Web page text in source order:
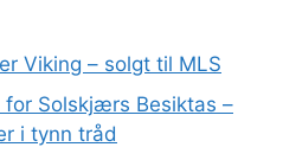
Viking – solgt til MLS
for Solskjærs Besiktas –
i tynn tråd